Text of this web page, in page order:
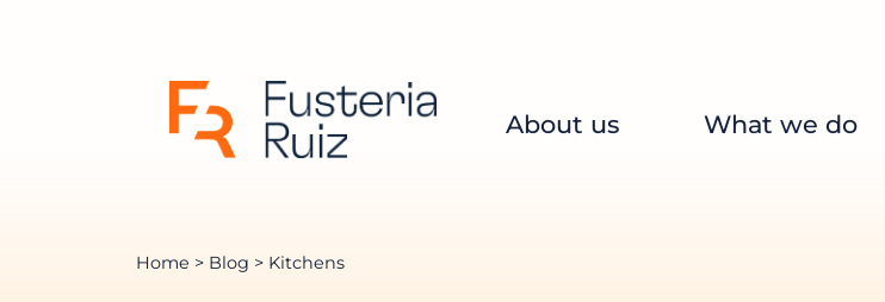
About us What we do
Home > Blog > Kitchens